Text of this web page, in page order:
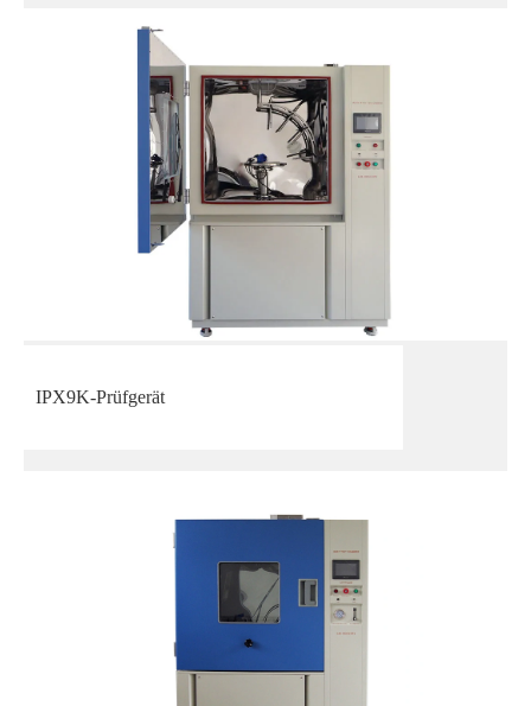
IPX9K-Prüfgerät